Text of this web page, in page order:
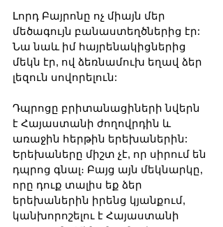
Լորդ Բայրոնը ոչ միայն մեր
մեծագույն բանաստեղծներից էր:
Նա նաև իմ հայրենակիցներից
մեկն էր, ով ձեռնամուխ եղավ ձեր
լեզուն սովորելուն:
Դպրոցը բրիտանացիների նվերն
է Հայաստանի ժողովրդին և
առաջին հերթին երեխաներին:
Երեխաները միշտ չէ, որ սիրում են
դպրոց գնալ։ Բայց այն մեկնարկը,
որը դուք տալիս եք ձեր
երեխաներին իրենց կյանքում,
կանխորոշելու է Հայաստանի